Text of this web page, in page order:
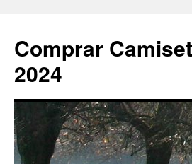
Comprar
2024